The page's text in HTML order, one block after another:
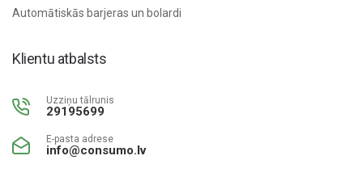
Automātiskās barjeras un bolardi
Klientu atbalsts
Uzziņu tālrunis
29195699
E-pasta adrese
info@consumo.lv